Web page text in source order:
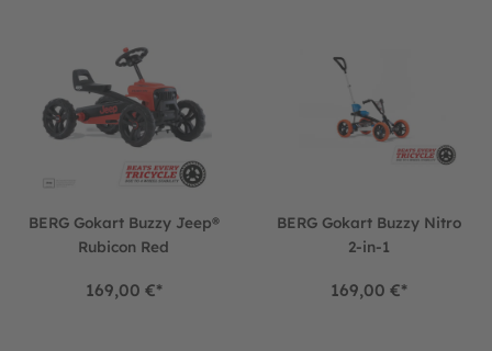
BERG Gokart Buzzy Jeep®
Rubicon Red
169,00 €*
BERG Gokart Buzzy Nitro
2-in-1
169,00 €*